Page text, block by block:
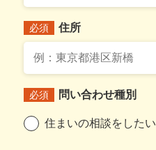
必須 住所
必須 問い合わせ種別
住まいの相談をしたい